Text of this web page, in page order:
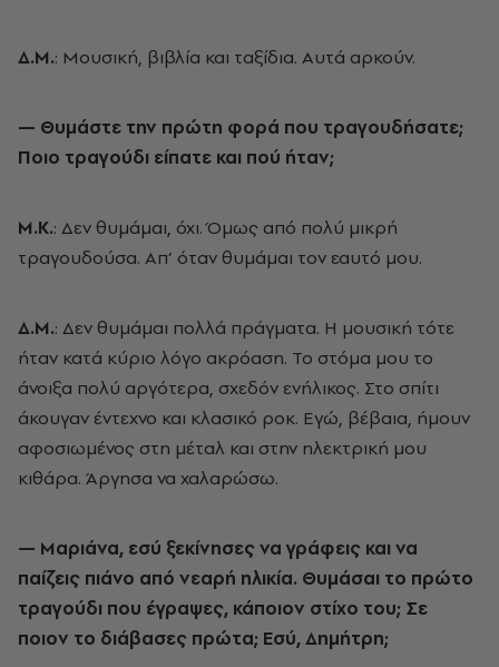
Δ.Μ.: Μουσική, βιβλία και ταξίδια. Αυτά αρκούν.
— Θυμάστε την πρώτη φορά που τραγουδήσατε;
Ποιο τραγούδι είπατε και πού ήταν;
Μ.Κ.: Δεν θυμάμαι, όχι. Όμως από πολύ μικρή
τραγουδούσα. Απ’ όταν θυμάμαι τον εαυτό μου.
Δ.Μ.: Δεν θυμάμαι πολλά πράγματα. Η μουσική τότε
ήταν κατά κύριο λόγο ακρόαση. Το στόμα μου το
άνοιξα πολύ αργότερα, σχεδόν ενήλικος. Στο σπίτι
άκουγαν έντεχνο και κλασικό ροκ. Εγώ, βέβαια, ήμουν
αφοσιωμένος στη μέταλ και στην ηλεκτρική μου
κιθάρα. Άργησα να χαλαρώσω.
— Mαριάνα, εσύ ξεκίνησες να γράφεις και να
παίζεις πιάνο από νεαρή ηλικία. Θυμάσαι το πρώτο
τραγούδι που έγραψες, κάποιον στίχο του; Σε
ποιoν το διάβασες πρώτα; Εσύ, Δημήτρη;